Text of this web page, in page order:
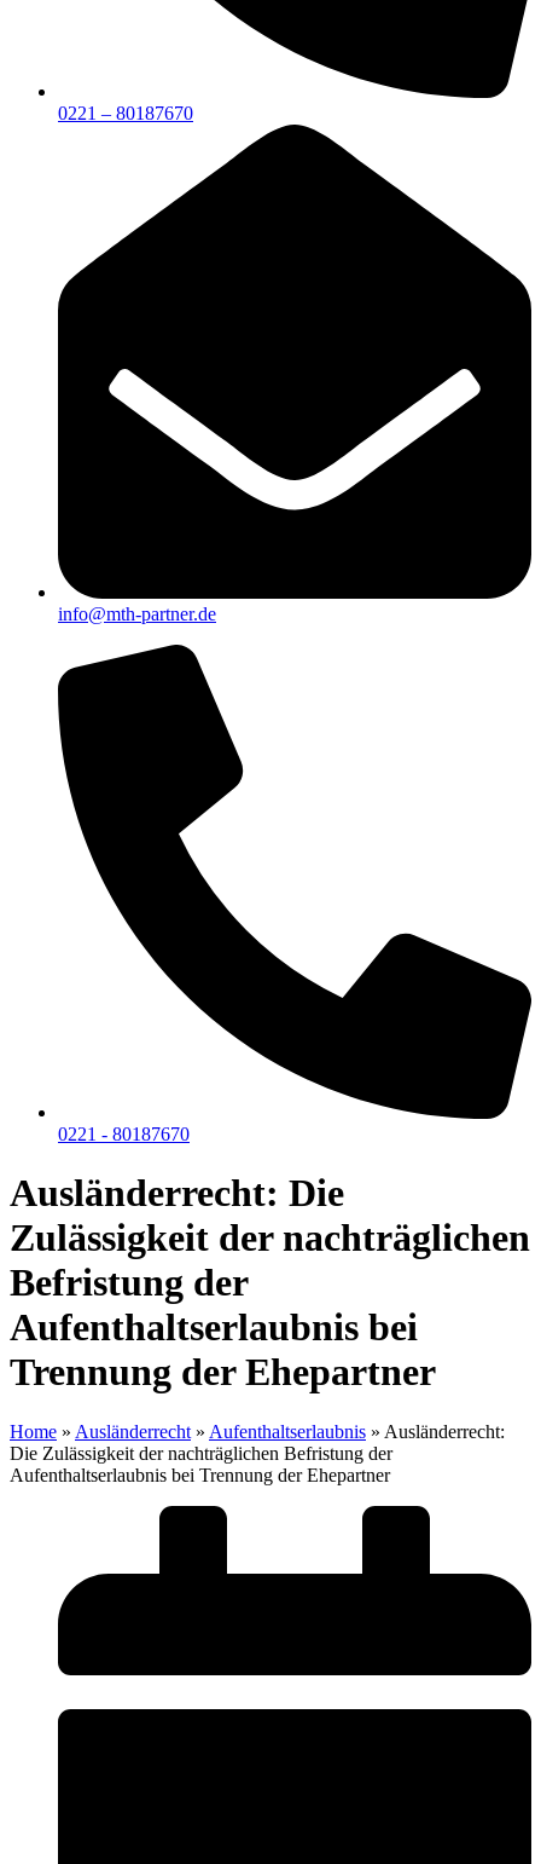
0221 – 80187670
info@mth-partner.de
0221 - 80187670
Ausländerrecht: Die
Zulässigkeit der nachträglichen
Befristung der
Aufenthaltserlaubnis bei
Trennung der Ehepartner
Home » Ausländerrecht » Aufenthaltserlaubnis » Ausländerrecht:
Die Zulässigkeit der nachträglichen Befristung der
Aufenthaltserlaubnis bei Trennung der Ehepartner